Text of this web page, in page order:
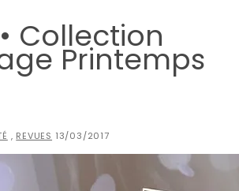
Collection
Printemps
, REVUES 13/03/2017